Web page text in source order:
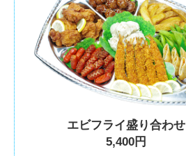
エビフライ盛り合わせ
5,400円